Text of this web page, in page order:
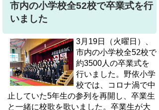
市内の小学校全52校で卒業式を行
いました
3月19日（火曜日）、
市内の小学校全52校で
約3500人の卒業式を
行いました。野依小学
校では、コロナ渦で中
止していた5年生の参列を再開し、卒業生
と一緒に校歌を歌いました。卒業生が大